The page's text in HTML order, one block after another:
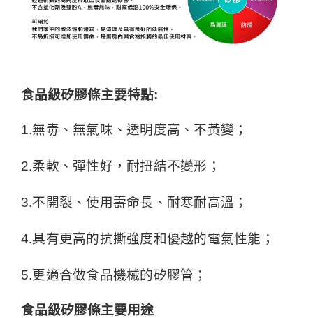
食品級矽膠條主要特點:
1.無毒、無氣味、透明度高、不黃變；
2.柔軟、彈性好，耐扭結不變形；
3.不開裂、使用壽命長、耐寒耐高溫；
4.具有更高的抗撕強度和優越的電氣性能；
5.更適合做食品機械的矽膠管；
食品級矽膠條主要用途